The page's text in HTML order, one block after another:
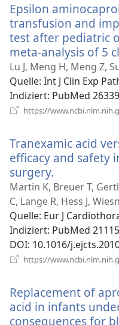
Epsilon
transfusion and
test after pediatric
meta-analysis of 5
Lu J, Meng H, Meng Z,
Quelle‎: Int J Clin Exp
Indiziert‎: PubMed
https://
Tranexamic acid
efficacy and safety
surgery.
neues
Fenster)
Martin K, Breuer T,
C, Lange R, Hess J,
Quelle‎: Eur J
Indiziert‎: PubMed
DOI‎: 10.1016/
https://
Replacement of
acid in infants
consequences for